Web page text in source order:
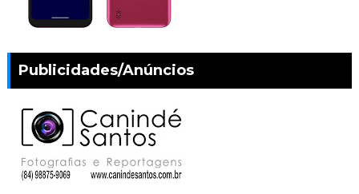
Publicidades/Anúncios